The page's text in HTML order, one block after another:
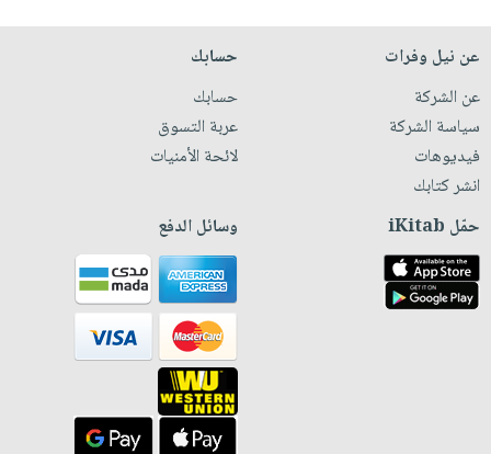
عن نيل وفرات
عن الشركة
سياسة الشركة
فيديوهات
انشر كتابك
حسابك
حسابك
عربة التسوق
لائحة الأمنيات
حمّل iKitab وسائل الدفع